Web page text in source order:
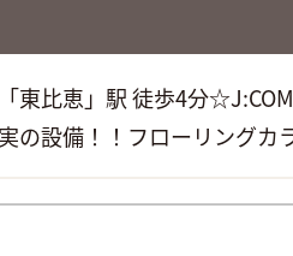
東比恵」駅 徒歩4分
の設備！！フローリング